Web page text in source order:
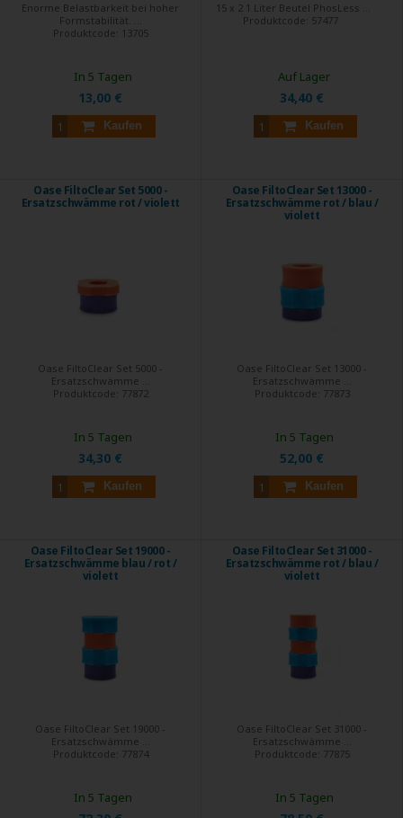
Enorme Belastbarkeit bei hoher
Formstabilität. ...
Produktcode: 13705
13,00 €
Kaufen
In 5 Tagen
15 x 2 1 Liter Beutel PhosLess ...
Produktcode: 57477
34,40 €
Kaufen
Auf Lager
Oase FiltoClear Set 5000 -
Ersatzschwämme rot / violett
Oase FiltoClear Set 5000 -
Ersatzschwämme ...
Produktcode: 77872
34,30 €
Kaufen
In 5 Tagen
Oase FiltoClear Set 13000 -
Ersatzschwämme rot / blau /
violett
Oase FiltoClear Set 13000 -
Ersatzschwämme ...
Produktcode: 77873
52,00 €
Kaufen
In 5 Tagen
Oase FiltoClear Set 19000 -
Ersatzschwämme blau / rot /
violett
Oase FiltoClear Set 19000 -
Ersatzschwämme ...
Produktcode: 77874
In 5 Tagen
Oase FiltoClear Set 31000 -
Ersatzschwämme rot / blau /
violett
Oase FiltoClear Set 31000 -
Ersatzschwämme ...
Produktcode: 77875
In 5 Tagen